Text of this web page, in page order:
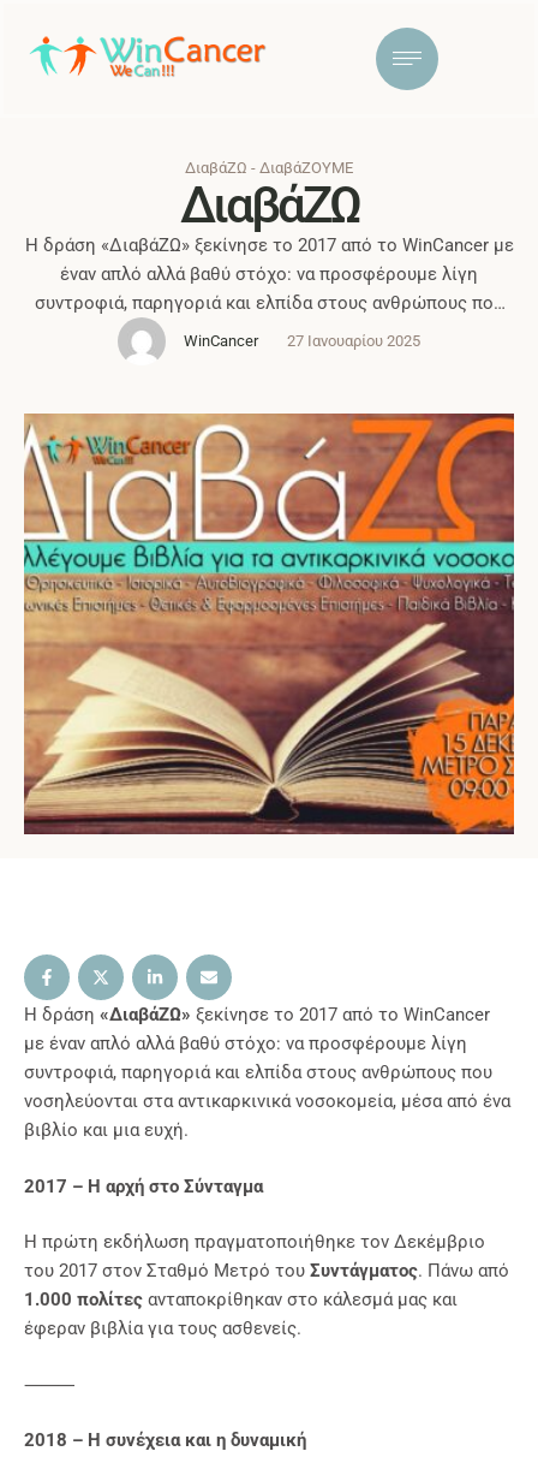
ΔιαβάΖΩ - ΔιαβάΖΟΥΜΕ
ΔιαβάΖΩ
Η δράση «ΔιαβάΖΩ» ξεκίνησε το 2017 από το WinCancer με
έναν απλό αλλά βαθύ στόχο: να προσφέρουμε λίγη
συντροφιά, παρηγοριά και ελπίδα στους ανθρώπους που
νοσηλεύονται στα αντικαρκινικά νοσοκομεία, μέσα από ένα
βιβλίο και μια ευχή. 2017 – Η αρχή στο Σύνταγμα Η πρώτη
στον Σταθμό Μετρό του Συντάγματος. …
WinCancer 27 Ιανουαρίου 2025
Η δράση «ΔιαβάΖΩ» ξεκίνησε το 2017 από το WinCancer
με έναν απλό αλλά βαθύ στόχο: να προσφέρουμε λίγη
συντροφιά, παρηγοριά και ελπίδα στους ανθρώπους που
νοσηλεύονται στα αντικαρκινικά νοσοκομεία, μέσα από ένα
βιβλίο και μια ευχή.
2017 – Η αρχή στο Σύνταγμα
Η πρώτη εκδήλωση πραγματοποιήθηκε τον Δεκέμβριο
του 2017 στον Σταθμό Μετρό του Συντάγματος. Πάνω από
1.000 πολίτες ανταποκρίθηκαν στο κάλεσμά μας και
έφεραν βιβλία για τους ασθενείς.
⸻
2018 – Η συνέχεια και η δυναμική